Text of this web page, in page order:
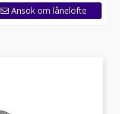
Ansök om lånelöfte